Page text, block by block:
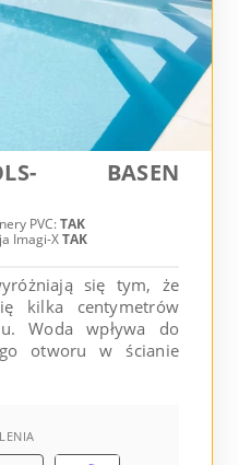
BASEN
PVC:TAK
Imagi-XTAK
się tym, że
kilka centymetrów
Woda wpływa do
otworu w ścianie